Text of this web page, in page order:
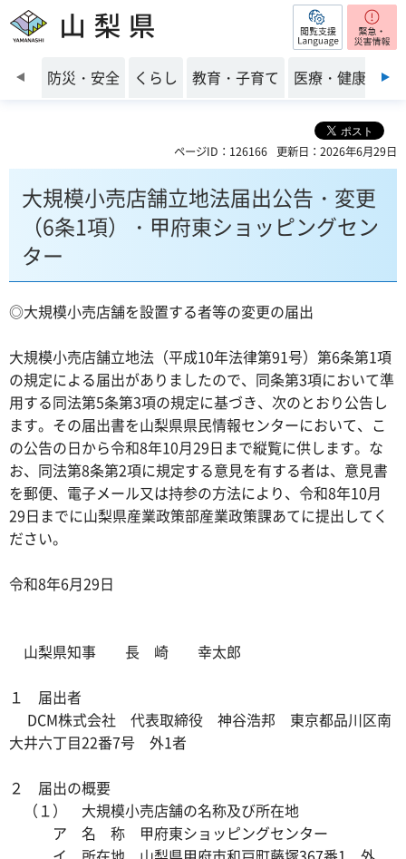
山梨県 閲覧支援
前のスライドを表示
防災・安全 くらし 教育・子育て 医療・健康・福
ページID：126166 更新日：2026年6月29日
大規模小売店舗立地法届出公告・変更
（6条1項）・甲府東ショッピングセン
ター
◎大規模小売店舗を設置する者等の変更の届出
大規模小売店舗立地法（平成10年法律第91号）第6条第1項
の規定による届出がありましたので、同条第3項において準
用する同法第5条第3項の規定に基づき、次のとおり公告し
ます。その届出書を山梨県県民情報センターにおいて、こ
の公告の日から令和8年10月29日まで縦覧に供します。な
お、同法第8条第2項に規定する意見を有する者は、意見書
を郵便、電子メール又は持参の方法により、令和8年10月
29日までに山梨県産業政策部産業政策課あてに提出してく
ださい。
令和8年6月29日
山梨県知事 長 崎 幸太郎
１ 届出者
DCM株式会社 代表取締役 神谷浩邦 東京都品川区南
大井六丁目22番7号 外1者
２ 届出の概要
（１） 大規模小売店舗の名称及び所在地
ア 名 称 甲府東ショッピングセンター